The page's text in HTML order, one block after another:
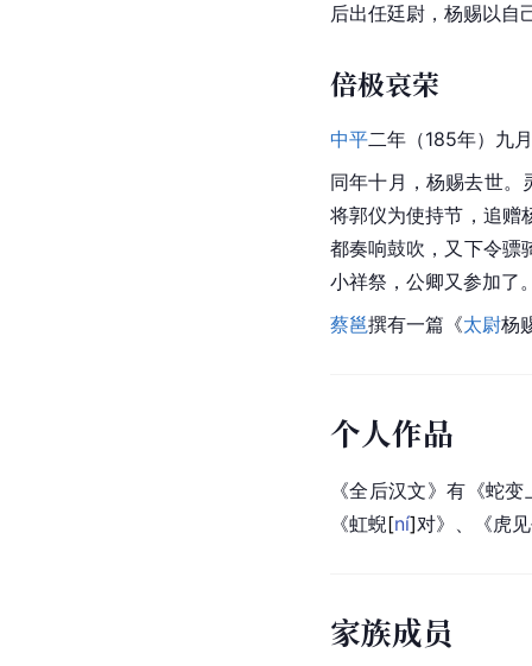
后出任廷尉，杨赐以自
倍极哀荣
中平二年（185年）九
同年十月，杨赐去世。
将郭仪为使持节，追赠
都奏响鼓吹，又下令骠
小祥祭，公卿又参加了
蔡邕撰有一篇《太尉杨
个人作品
《全后汉文》有《蛇
《虹蜺[ní]对》、《虎
家族成员